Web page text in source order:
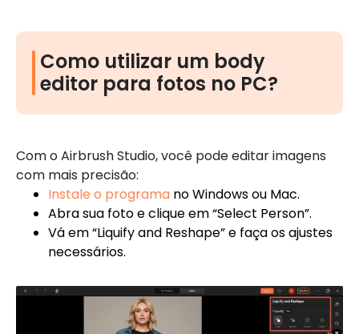
Como utilizar um body
editor para fotos no PC?
Com o Airbrush Studio, você pode editar imagens
com mais precisão:
Instale o programa no Windows ou Mac.
Abra sua foto e clique em “Select Person”.
Vá em “Liquify and Reshape” e faça os ajustes
necessários.